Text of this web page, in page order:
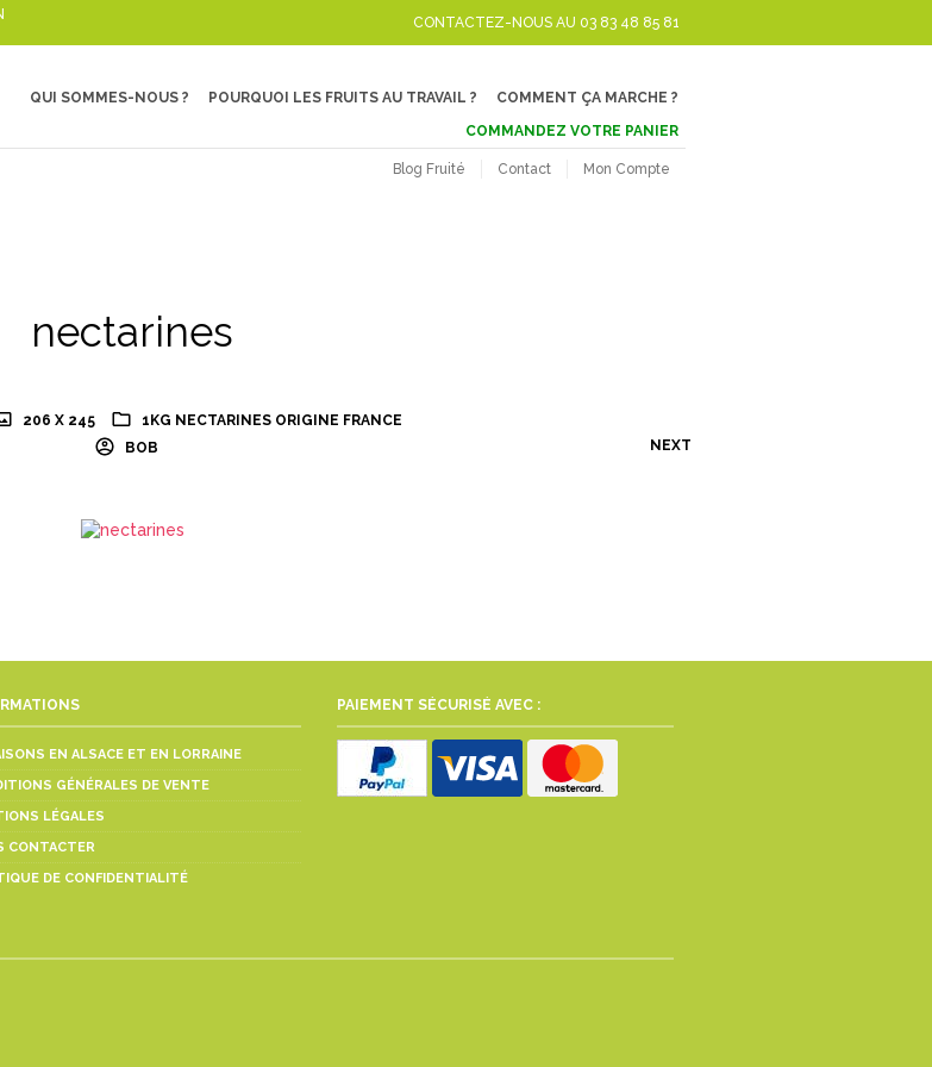
CONTACTEZ-NOUS AU 03 83 48 85 81
QUI SOMMES-NOUS ? POURQUOI LES FRUITS AU TRAVAIL ?
COMMENT ÇA MARCHE ?
COMMANDEZ VOTRE PANIER
Blog Fruité Contact Mon Compte
nectarines
206 X 245
1KG NECTARINES ORIGINE FRANCE
BOB
NEXT
EN ALSACE ET EN LORRAINE
GÉNÉRALES DE VENTE
LÉGALES
CONTACTER
DE CONFIDENTIALITÉ
PAIEMENT SÉCURISÉ AVEC :